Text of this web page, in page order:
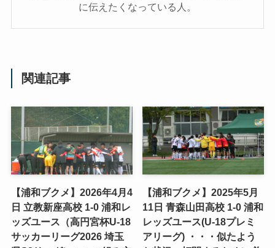
に伝えたくなっている人。
関連記事
【浦和ブクメ】2026年4月4
日 立教新座高校 1-0 浦和レ
ッズユース（高円宮杯U-18
サッカーリーグ2026 埼玉
【浦和ブクメ】2025年5月
11日 青森山田高校 1-0 浦和
レッズユース(U-18プレミ
アリーグ) ・・・似たよう